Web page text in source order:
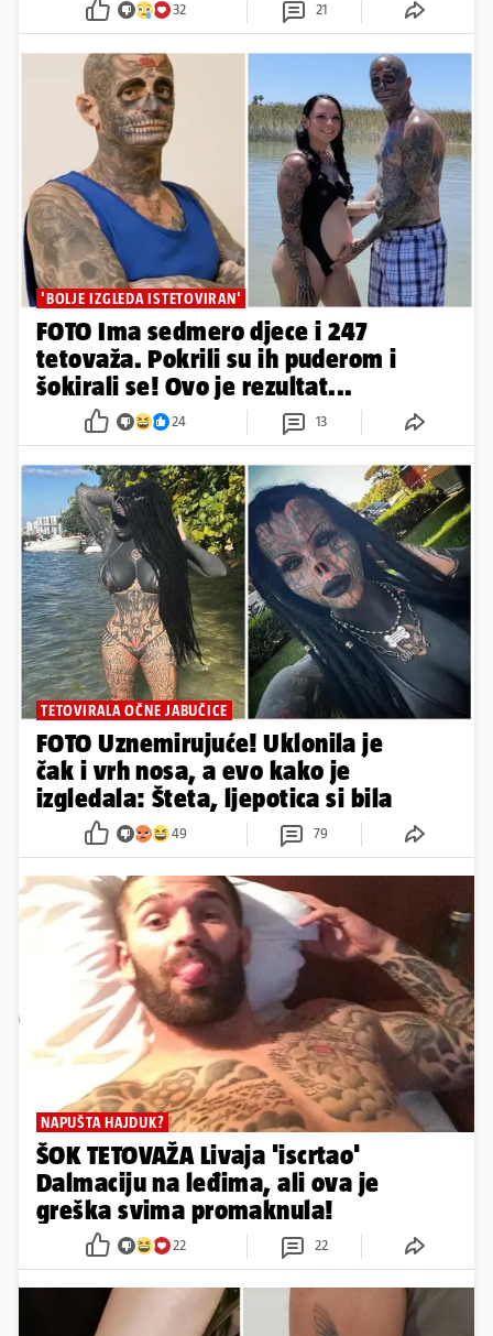
32 21
'BOLJE IZGLEDA ISTETOVIRAN'
FOTO Ima sedmero djece i 247
tetovaža. Pokrili su ih puderom i
šokirali se! Ovo je rezultat...
24 13
TETOVIRALA OČNE JABUČICE
FOTO Uznemirujuće! Uklonila je
čak i vrh nosa, a evo kako je
izgledala: Šteta, ljepotica si bila
49 79
NAPUŠTA HAJDUK?
ŠOK TETOVAŽA Livaja 'iscrtao'
Dalmaciju na leđima, ali ova je
greška svima promaknula!
22 22